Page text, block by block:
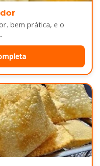
bem prática, e o